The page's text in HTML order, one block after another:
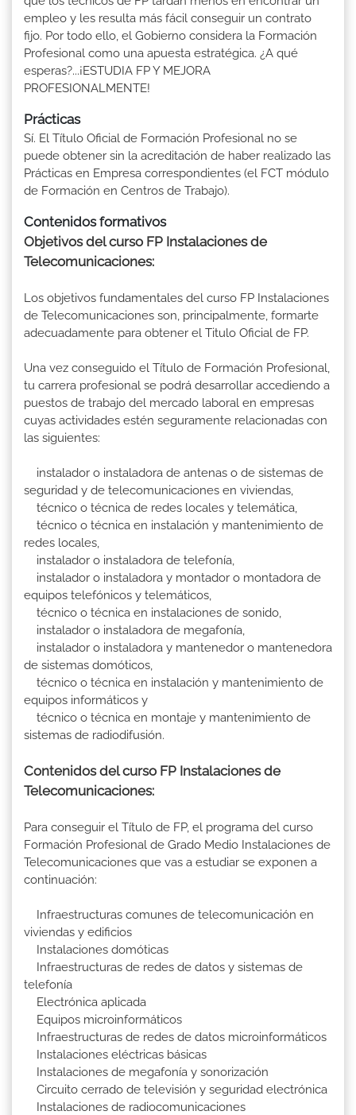
empleo y les resulta más fácil conseguir un contrato
fijo. Por todo ello, el Gobierno considera la Formación
Profesional como una apuesta estratégica. ¿A qué
esperas?...¡ESTUDIA FP Y MEJORA
PROFESIONALMENTE!
Prácticas
Sí. El Título Oficial de Formación Profesional no se
puede obtener sin la acreditación de haber realizado las
Prácticas en Empresa correspondientes (el FCT módulo
de Formación en Centros de Trabajo).
Contenidos formativos
Objetivos del curso FP Instalaciones de
Telecomunicaciones:
Los objetivos fundamentales del curso FP Instalaciones
de Telecomunicaciones son, principalmente, formarte
adecuadamente para obtener el Titulo Oficial de FP.
Una vez conseguido el Título de Formación Profesional,
tu carrera profesional se podrá desarrollar accediendo a
puestos de trabajo del mercado laboral en empresas
cuyas actividades estén seguramente relacionadas con
las siguientes:
instalador o instaladora de antenas o de sistemas de
seguridad y de telecomunicaciones en viviendas,
técnico o técnica de redes locales y telemática,
técnico o técnica en instalación y mantenimiento de
redes locales,
instalador o instaladora de telefonía,
instalador o instaladora y montador o montadora de
equipos telefónicos y telemáticos,
técnico o técnica en instalaciones de sonido,
instalador o instaladora de megafonía,
instalador o instaladora y mantenedor o mantenedora
de sistemas domóticos,
técnico o técnica en instalación y mantenimiento de
equipos informáticos y
técnico o técnica en montaje y mantenimiento de
sistemas de radiodifusión.
Contenidos del curso FP Instalaciones de
Telecomunicaciones:
Para conseguir el Título de FP, el programa del curso
Formación Profesional de Grado Medio Instalaciones de
Telecomunicaciones que vas a estudiar se exponen a
continuación:
Infraestructuras comunes de telecomunicación en
viviendas y edificios
Instalaciones domóticas
Infraestructuras de redes de datos y sistemas de
telefonía
Electrónica aplicada
Equipos microinformáticos
Infraestructuras de redes de datos microinformáticos
Instalaciones eléctricas básicas
Instalaciones de megafonía y sonorización
Circuito cerrado de televisión y seguridad electrónica
Instalaciones de radiocomunicaciones